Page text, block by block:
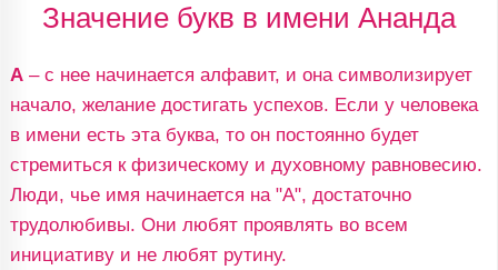
Значение букв в имени Ананда
А– с нее начинается алфавит, и она символизирует
начало, желание достигать успехов. Если у человека
в имени есть эта буква, то он постоянно будет
стремиться к физическому и духовному равновесию.
Люди, чье имя начинается на "А", достаточно
трудолюбивы. Они любят проявлять во всем
инициативу и не любят рутину.